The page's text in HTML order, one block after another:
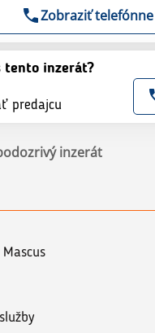
Zobraziť
tento inzerát?
predajcu
inzerát